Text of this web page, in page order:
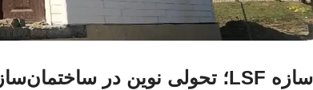
سازه LSF؛ تحولی نوین در ساختمان‌سازی مدرن